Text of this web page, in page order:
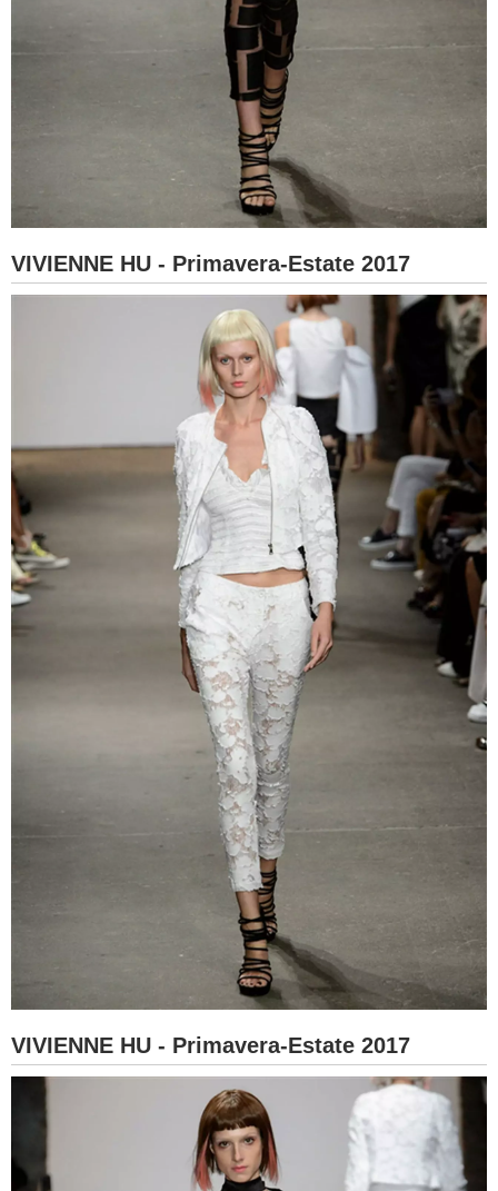
VIVIENNE HU - Primavera-Estate 2017
VIVIENNE HU - Primavera-Estate 2017